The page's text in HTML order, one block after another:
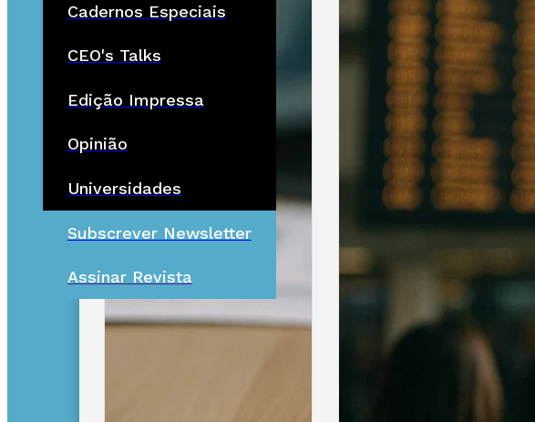
Cadernos Especiais
CEO's Talks
Edição Impressa
Opinião
Universidades
Subscrever Newsletter
Assinar Revista